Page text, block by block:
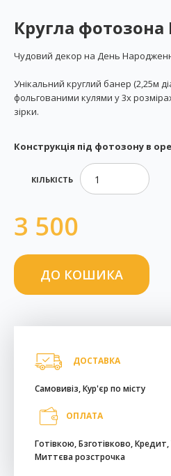
Кругла фотозона
Чудовий декор на День
Унікальний круглий банер (2,25м
фольгованими кулями у 3х
зірки.
Конструкція під фотозону в
КІЛЬКІСТЬ
3 500
ДОСТАВКА
Самовивіз, Кур'єр по місту
ОПЛАТА
Готівкою, Бзготівково,
Миттєва розстрочка